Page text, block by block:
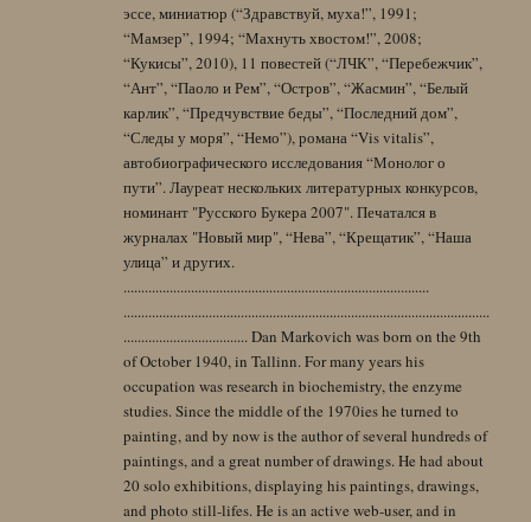
эссе, миниатюр (“Здравствуй, муха!”, 1991;
“Мамзер”, 1994; “Махнуть хвостом!”, 2008;
“Кукисы”, 2010), 11 повестей (“ЛЧК”, “Перебежчик”,
“Ант”, “Паоло и Рем”, “Остров”, “Жасмин”, “Белый
карлик”, “Предчувствие беды”, “Последний дом”,
“Следы у моря”, “Немо”), романа “Vis vitalis”,
автобиографического исследования “Монолог о
пути”. Лауреат нескольких литературных конкурсов,
номинант "Русского Букера 2007". Печатался в
журналах "Новый мир", “Нева”, “Крещатик”, “Наша
улица” и других.
......................................................................................
.......................................................................................................
................................... Dan Markovich was born on the 9th
of October 1940, in Tallinn. For many years his
occupation was research in biochemistry, the enzyme
studies. Since the middle of the 1970ies he turned to
painting, and by now is the author of several hundreds of
paintings, and a great number of drawings. He had about
20 solo exhibitions, displaying his paintings, drawings,
and photo still-lifes. He is an active web-user, and in